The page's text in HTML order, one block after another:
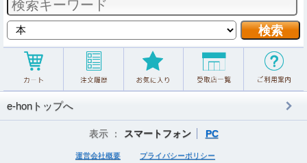
e-honトップへ
表示 ： スマートフォン PC
運営会社概要 プライバシーポリシー